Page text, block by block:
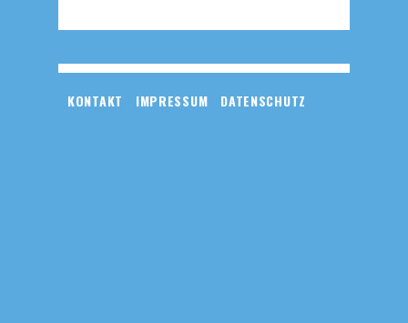
KONTAKT IMPRESSUM DATENSCHUTZ